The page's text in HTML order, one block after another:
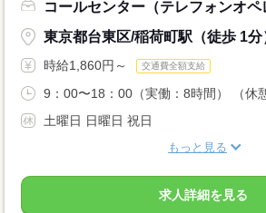
コールセンター（テレフォンオペ
東京都台東区/稲荷町駅（徒歩 1分
時給1,860円～ 交通費全額支給
9：00〜18：00（実働：8時間） （休
土曜日 日曜日 祝日
もっと見る
求人詳細を見る